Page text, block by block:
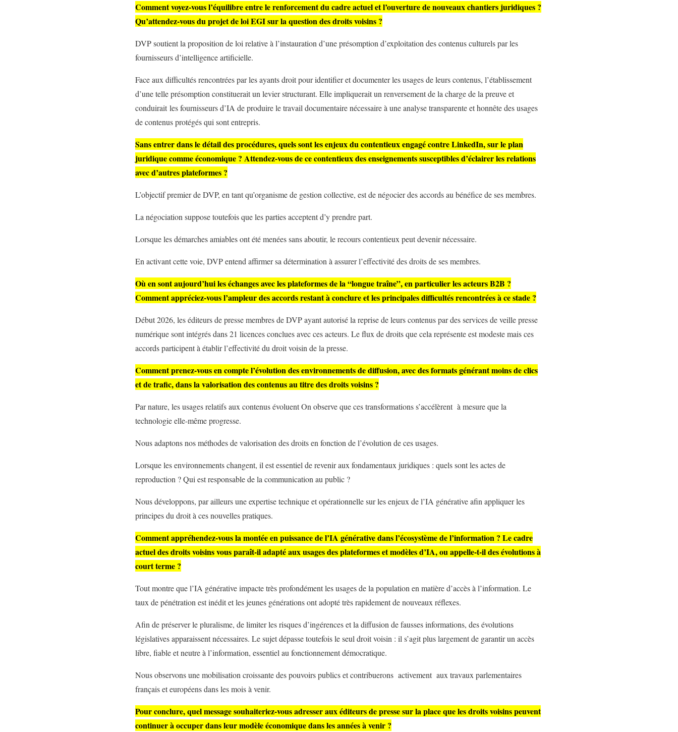
Comment voyez-vous l’équilibre entre le renforcement du cadre actuel et l’ouverture de nouveaux chantiers juridiques ?
Qu’attendez-vous du projet de loi EGI sur la question des droits voisins ?
DVP soutient la proposition de loi relative à l’instauration d’une présomption d’exploitation des contenus culturels par les
fournisseurs d’intelligence artificielle.
Face aux difficultés rencontrées par les ayants droit pour identifier et documenter les usages de leurs contenus, l’établissement
d’une telle présomption constituerait un levier structurant. Elle impliquerait un renversement de la charge de la preuve et
conduirait les fournisseurs d’IA de produire le travail documentaire nécessaire à une analyse transparente et honnête des usages
de contenus protégés qui sont entrepris.
Sans entrer dans le détail des procédures, quels sont les enjeux du contentieux engagé contre LinkedIn, sur le plan
juridique comme économique ? Attendez-vous de ce contentieux des enseignements susceptibles d’éclairer les relations
avec d’autres plateformes ?
L’objectif premier de DVP, en tant qu’organisme de gestion collective, est de négocier des accords au bénéfice de ses membres.
La négociation suppose toutefois que les parties acceptent d’y prendre part.
Lorsque les démarches amiables ont été menées sans aboutir, le recours contentieux peut devenir nécessaire.
En activant cette voie, DVP entend affirmer sa détermination à assurer l’effectivité des droits de ses membres.
Où en sont aujourd’hui les échanges avec les plateformes de la “longue traîne”, en particulier les acteurs B2B ?
Comment appréciez-vous l’ampleur des accords restant à conclure et les principales difficultés rencontrées à ce stade ?
Début 2026, les éditeurs de presse membres de DVP ayant autorisé la reprise de leurs contenus par des services de veille presse
numérique sont intégrés dans 21 licences conclues avec ces acteurs. Le flux de droits que cela représente est modeste mais ces
accords participent à établir l’effectivité du droit voisin de la presse.
Comment prenez-vous en compte l’évolution des environnements de diffusion, avec des formats générant moins de clics
et de trafic, dans la valorisation des contenus au titre des droits voisins ?
Par nature, les usages relatifs aux contenus évoluent On observe que ces transformations s’accélèrent à mesure que la
technologie elle-même progresse.
Nous adaptons nos méthodes de valorisation des droits en fonction de l’évolution de ces usages.
Lorsque les environnements changent, il est essentiel de revenir aux fondamentaux juridiques : quels sont les actes de
reproduction ? Qui est responsable de la communication au public ?
Nous développons, par ailleurs une expertise technique et opérationnelle sur les enjeux de l’IA générative afin appliquer les
principes du droit à ces nouvelles pratiques.
Comment appréhendez-vous la montée en puissance de l’IA générative dans l’écosystème de l’information ? Le cadre
actuel des droits voisins vous paraît-il adapté aux usages des plateformes et modèles d’IA, ou appelle-t-il des évolutions à
court terme ?
Tout montre que l’IA générative impacte très profondément les usages de la population en matière d’accès à l’information. Le
taux de pénétration est inédit et les jeunes générations ont adopté très rapidement de nouveaux réflexes.
Afin de préserver le pluralisme, de limiter les risques d’ingérences et la diffusion de fausses informations, des évolutions
législatives apparaissent nécessaires. Le sujet dépasse toutefois le seul droit voisin : il s’agit plus largement de garantir un accès
libre, fiable et neutre à l’information, essentiel au fonctionnement démocratique.
Nous observons une mobilisation croissante des pouvoirs publics et contribuerons activement aux travaux parlementaires
français et européens dans les mois à venir.
Pour conclure, quel message souhaiteriez-vous adresser aux éditeurs de presse sur la place que les droits voisins peuvent
continuer à occuper dans leur modèle économique dans les années à venir ?